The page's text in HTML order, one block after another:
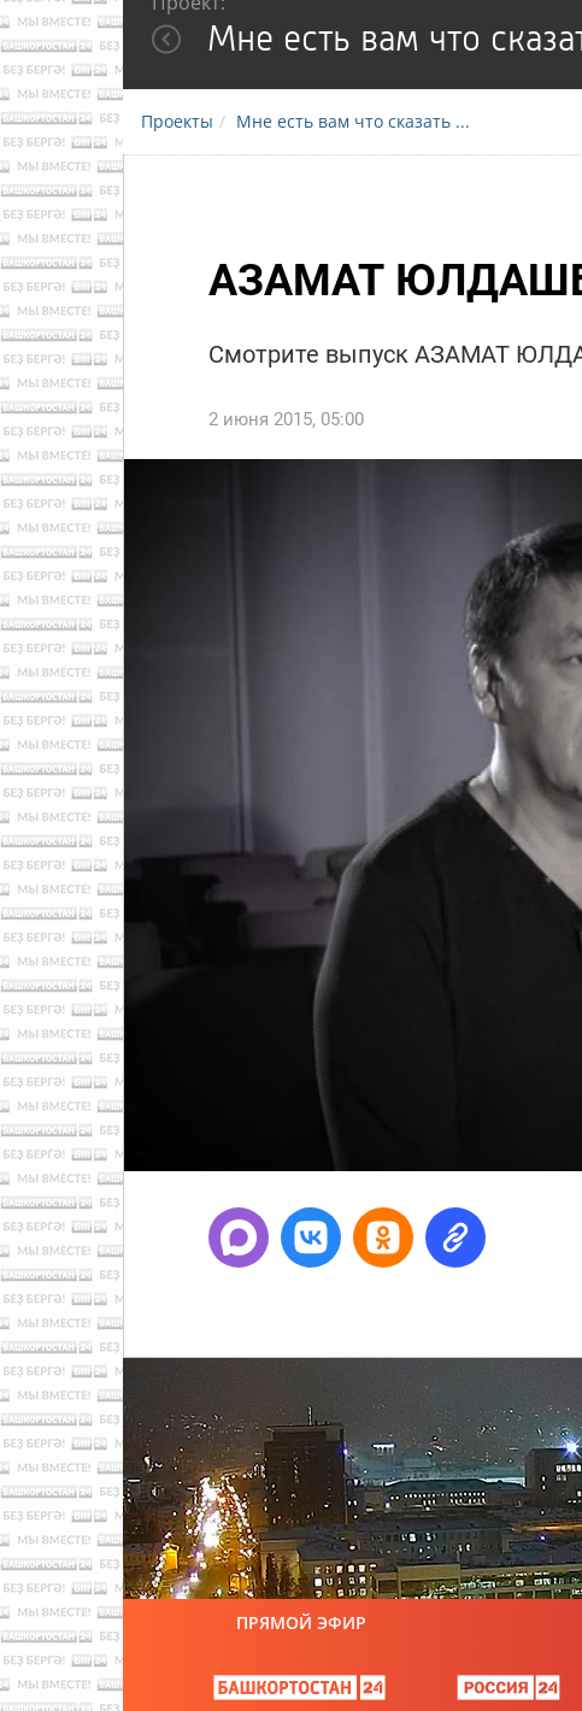
Мне есть вам что
Проекты Мне есть вам что сказать ...
АЗАМАТ
Смотрите выпуск АЗАМАТ
2 июня 2015, 05:00
ПРЯМОЙ ЭФИР